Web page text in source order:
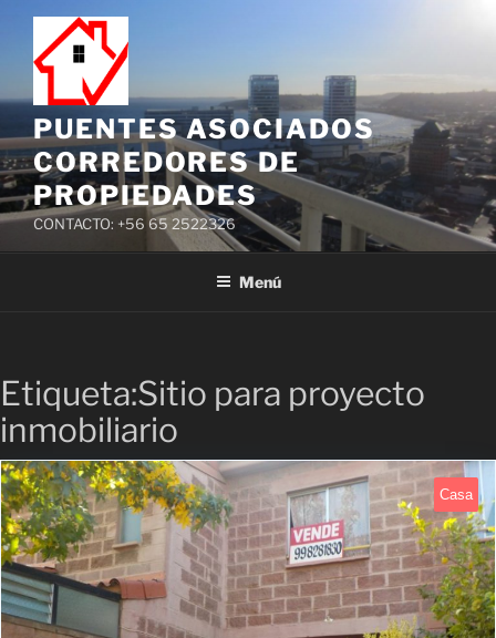
PUENTES ASOCIADOS
CORREDORES DE
PROPIEDADES
CONTACTO: +56 65 2522326
Menú
Etiqueta:Sitio para proyecto
inmobiliario
Casa